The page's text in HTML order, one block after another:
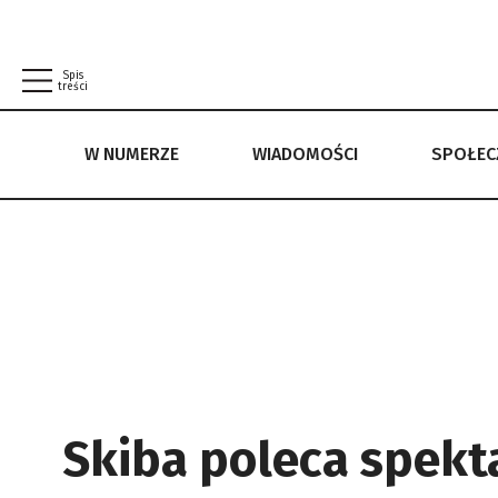
Spis
treści
W NUMERZE WIADOMOŚCI
W NUMERZE WIADOMOŚCI SPOŁECZEŃSTWO
Skiba poleca